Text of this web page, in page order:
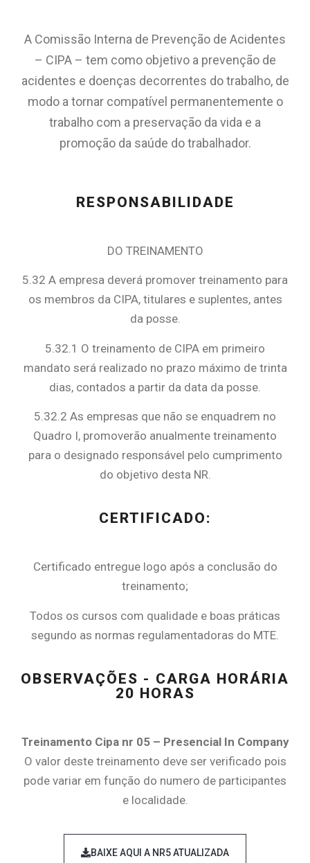
A Comissão Interna de Prevenção de Acidentes
– CIPA – tem como objetivo a prevenção de
acidentes e doenças decorrentes do trabalho, de
modo a tornar compatível permanentemente o
trabalho com a preservação da vida e a
promoção da saúde do trabalhador.
RESPONSABILIDADE
DO TREINAMENTO
5.32 A empresa deverá promover treinamento para
os membros da CIPA, titulares e suplentes, antes
da posse.
5.32.1 O treinamento de CIPA em primeiro
mandato será realizado no prazo máximo de trinta
dias, contados a partir da data da posse.
5.32.2 As empresas que não se enquadrem no
Quadro I, promoverão anualmente treinamento
para o designado responsável pelo cumprimento
do objetivo desta NR.
CERTIFICADO:
Certificado entregue logo após a conclusão do
treinamento;
Todos os cursos com qualidade e boas práticas
segundo as normas regulamentadoras do MTE.
OBSERVAÇÕES - CARGA HORÁRIA
20 HORAS
Treinamento Cipa nr 05 – Presencial In Company
O valor deste treinamento deve ser verificado pois
pode variar em função do numero de participantes
e localidade.
BAIXE AQUI A NR5 ATUALIZADA